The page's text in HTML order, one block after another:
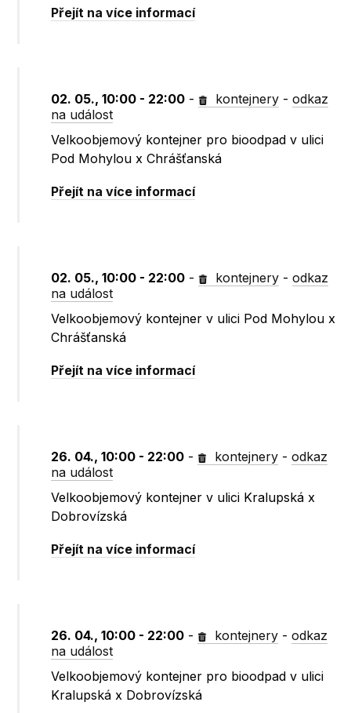
Přejít na více informací
02. 05., 10:00 - 22:00 - kontejnery -odkaz
na událost
Velkoobjemový kontejner pro bioodpad v ulici
Pod Mohylou x Chrášťanská
Přejít na více informací
02. 05., 10:00 - 22:00 - kontejnery -odkaz
na událost
Velkoobjemový kontejner v ulici Pod Mohylou x
Chrášťanská
Přejít na více informací
26. 04., 10:00 - 22:00 - kontejnery -odkaz
na událost
Velkoobjemový kontejner v ulici Kralupská x
Dobrovízská
Přejít na více informací
26. 04., 10:00 - 22:00 - kontejnery -odkaz
na událost
Velkoobjemový kontejner pro bioodpad v ulici
Kralupská x Dobrovízská